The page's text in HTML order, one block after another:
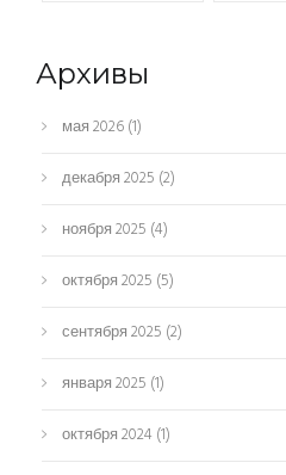
Архивы
мая 2026(1)
декабря 2025 (2)
ноября 2025 (4)
октября 2025 (5)
сентября 2025 (2)
января 2025 (1)
октября 2024 (1)